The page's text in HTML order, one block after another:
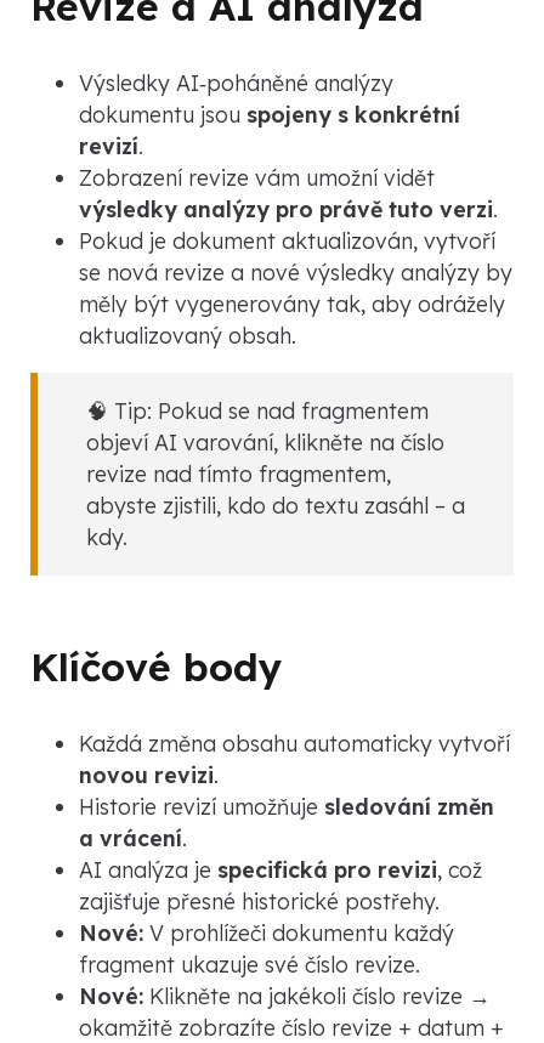
Výsledky AI‑poháněné analýzy
dokumentu jsou spojeny s konkrétní
revizí.
Zobrazení revize vám umožní vidět
výsledky analýzy pro právě tuto verzi.
Pokud je dokument aktualizován, vytvoří
se nová revize a nové výsledky analýzy by
měly být vygenerovány tak, aby odrážely
aktualizovaný obsah.
🧠 Tip: Pokud se nad fragmentem
objeví AI varování, klikněte na číslo
revize nad tímto fragmentem,
abyste zjistili, kdo do textu zasáhl – a
kdy.
Klíčové body
Každá změna obsahu automaticky vytvoří
novou revizi.
Historie revizí umožňuje sledování změn
a vrácení.
AI analýza je specifická pro revizi, což
zajišťuje přesné historické postřehy.
Nové: V prohlížeči dokumentu každý
fragment ukazuje své číslo revize.
Nové: Klikněte na jakékoli číslo revize →
okamžitě zobrazíte číslo revize + datum +